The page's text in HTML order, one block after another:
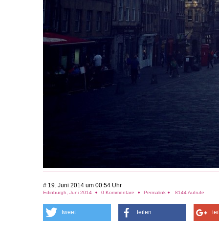
# 19. Juni 2014 um 00:54 Uhr
Edinburgh, Juni 2014 0 Kommentare Permalink 8144 Aufrufe
tweet teilen